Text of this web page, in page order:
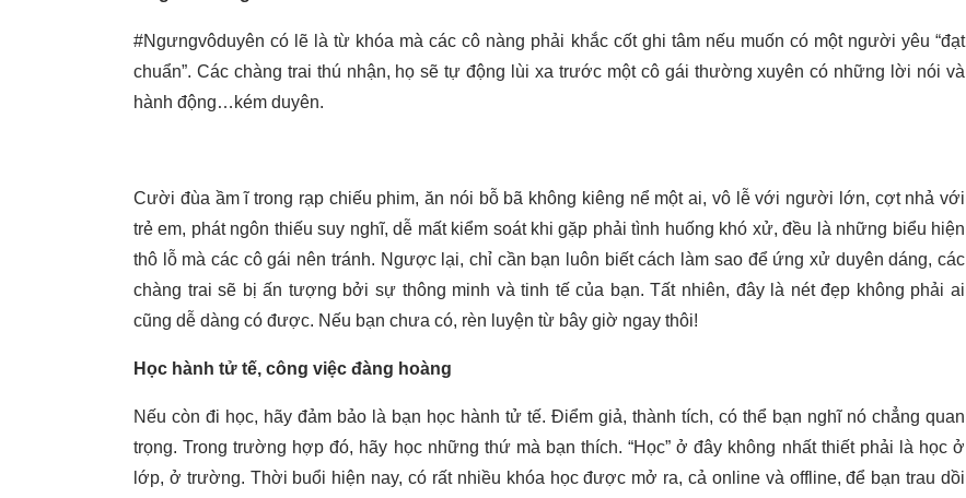
#Ngưngvôduyên có lẽ là từ khóa mà các cô nàng phải khắc cốt ghi tâm nếu muốn có một người yêu “đạt
chuẩn”. Các chàng trai thú nhận, họ sẽ tự động lùi xa trước một cô gái thường xuyên có những lời nói và
hành động…kém duyên.
Cười đùa ầm ĩ trong rạp chiếu phim, ăn nói bỗ bã không kiêng nể một ai, vô lễ với người lớn, cợt nhả với
trẻ em, phát ngôn thiếu suy nghĩ, dễ mất kiểm soát khi gặp phải tình huống khó xử, đều là những biểu hiện
thô lỗ mà các cô gái nên tránh. Ngược lại, chỉ cần bạn luôn biết cách làm sao để ứng xử duyên dáng, các
chàng trai sẽ bị ấn tượng bởi sự thông minh và tinh tế của bạn. Tất nhiên, đây là nét đẹp không phải ai
cũng dễ dàng có được. Nếu bạn chưa có, rèn luyện từ bây giờ ngay thôi!
Học hành tử tế, công việc đàng hoàng
Nếu còn đi học, hãy đảm bảo là bạn học hành tử tế. Điểm giả, thành tích, có thể bạn nghĩ nó chẳng quan
trọng. Trong trường hợp đó, hãy học những thứ mà bạn thích. “Học” ở đây không nhất thiết phải là học ở
lớp, ở trường. Thời buổi hiện nay, có rất nhiều khóa học được mở ra, cả online và offline, để bạn trau dồi